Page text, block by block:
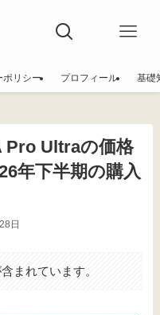
ポリシー プロフィール 基礎
Pro Ultraの価格
年下半期の購入
日
まれています。